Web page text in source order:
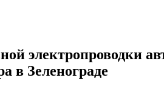
электропроводки
в Зеленограде